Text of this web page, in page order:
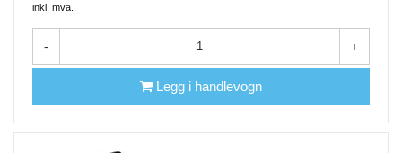
inkl. mva.
- +
Legg i handlevogn